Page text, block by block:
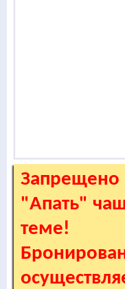
Запрещено
"Апать"
теме!